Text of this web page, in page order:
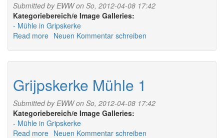
Submitted byEWWon So, 2012-04-08 17:42
Image Galleries:
Mühle in Gripskerke
Read more about
Neuen Kommentar schreiben
Grijpskerke Mühle 1
Submitted byEWWon So, 2012-04-08 17:42
Image Galleries:
Mühle in Gripskerke
Read more about
Neuen Kommentar schreiben